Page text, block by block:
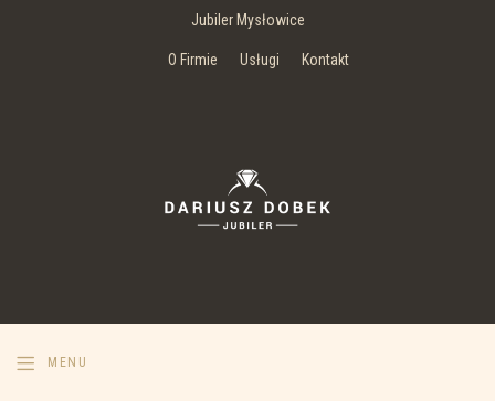
Jubiler Mysłowice
O Firmie Usługi Kontakt
MENU